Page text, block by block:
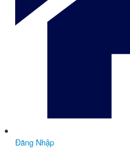
Đăng Nhập